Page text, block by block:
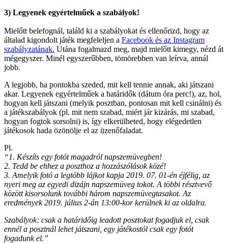
3) Legyenek egyértelműek a szabályok!
Mielőtt belefognál, találd ki a szabályokat és ellenőrizd, hogy az
általad kigondolt játék megfeleljen a Facebook és az Instagram
szabályzatának. Utána fogalmazd meg, majd mielőtt kimegy, nézd át
mégegyszer. Minél egyszerűbben, tömörebben van leírva, annál
jobb.
A legjobb, ha pontokba szeded, mit kell tennie annak, aki játszani
akar. Legyenek egyértelműek a határidők (dátum óra perc!), az, hol,
hogyan kell játszani (melyik posztban, pontosan mit kell csinálni) és
a játékszabályok (pl. mit nem szabad, miért jár kizárás, mi szabad,
hogyan fogtok sorsolni) is, így elkerülheted, hogy elégedetlen
játékosok hada özönölje el az üzenőfaladat.
Pl.
“1. Készíts egy fotót magadról napszemüvegben!
2. Tedd be ehhez a poszthoz a hozzászólások közé!
3. Amelyik fotó a legtöbb lájkot kapja 2019. 07. 01-én éjfélig, az
nyeri meg az egyedi dizájn napszemüveg tokot. A többi résztvevő
között kisorsolunk további három napszemüvegtasakot. Az
eredmények 2019. július 2-án 13:00-kor kerülnek ki az oldalra.
Szabályok: csak a határidőig leadott posztokat fogadjuk el, csak
ennél a posztnál lehet játszani, egy játékostól csak egy fotót
fogadunk el.”